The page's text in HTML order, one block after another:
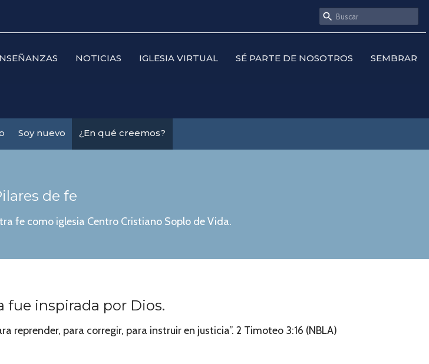
NOTICIAS IGLESIA VIRTUAL SÉ PARTE DE NOSOTROS SEMBRAR
Soy nuevo ¿En qué creemos?
de fe
fe como iglesia Centro Cristiano Soplo de Vida.
fue inspirada por Dios.
reprender, para corregir, para instruir en justicia”. 2 Timoteo 3:16 (NBLA)